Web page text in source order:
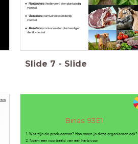
Planteneters(herbivoren) eten plantaardig
voedsel.
Vleeseters(carnivoren) eten dierlijk
voedsel.
Alleseters(omnivoren)eten plantaardig en
dierlijk voedsel.
Slide 7 - Slide
Binas 93E1
1. Wat zijn de producenten? Hoe noem je deze organismen ook?
2. Noem een voorbeeld van een herbivoor